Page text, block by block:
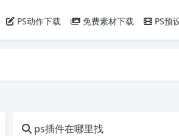
PS动作下载 免费素材下载 PS预
ps插件在哪里找